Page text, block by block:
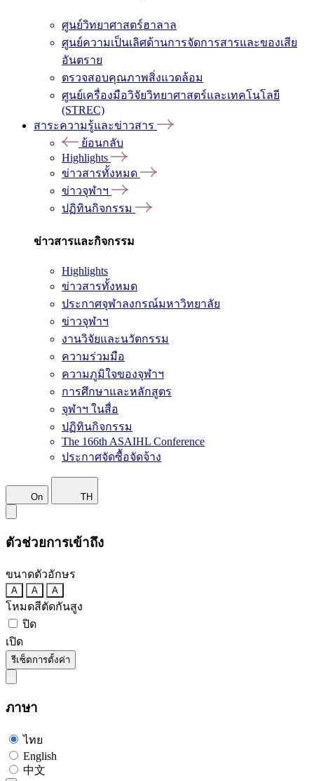
ศูนย์วิทยาศาสตร์ฮาลาล
ศูนย์ความเป็นเลิศด้านการจัดการสารและของเสีย
อันตราย
ตรวจสอบคุณภาพสิ่งแวดล้อม
ศูนย์เครื่องมือวิจัยวิทยาศาสตร์และเทคโนโลยี
(STREC)
สาระความรู้และข่าวสาร
ย้อนกลับ
Highlights
ข่าวสารทั้งหมด
ข่าวจุฬาฯ
ปฏิทินกิจกรรม
ข่าวสารและกิจกรรม
Highlights
ข่าวสารทั้งหมด
ประกาศจุฬาลงกรณ์มหาวิทยาลัย
ข่าวจุฬาฯ
งานวิจัยและนวัตกรรม
ความร่วมมือ
ความภูมิใจของจุฬาฯ
การศึกษาและหลักสูตร
จุฬาฯ ในสื่อ
ปฏิทินกิจกรรม
The 166th ASAIHL Conference
ประกาศจัดซื้อจัดจ้าง
On TH
ตัวช่วยการเข้าถึง
ขนาดตัวอักษร
A A A
โหมดสีตัดกันสูง
ปิด
เปิด
รีเซ็ตการตั้งค่า
ภาษา
ไทย
English
中文